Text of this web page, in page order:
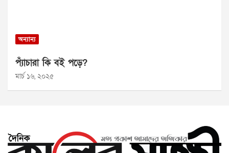
অন্যান্য
প্যাঁচারা কি বই পড়ে?
মার্চ ১৬, ২০২৫